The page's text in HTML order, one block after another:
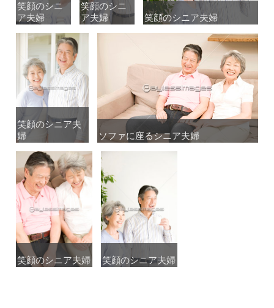
笑顔のシニ
ア夫婦
笑顔のシニ
ア夫婦
笑顔のシニ
ア夫婦
笑顔のシニ
ア夫婦
笑顔のシニア夫婦
笑顔のシニア夫婦
笑顔のシニア夫
婦
笑顔のシニア夫
婦
ソファに座るシニア夫婦
ソファに座るシニア夫婦
笑顔のシニア夫婦
笑顔のシニア夫婦 笑顔のシニア夫婦
笑顔のシニア夫婦